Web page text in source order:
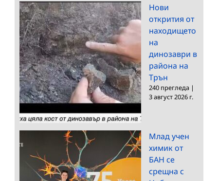
Нови
открития от
находището
на
динозаври в
района на
Трън
240 прегледа |
3 август 2026 г.
Млад учен
химик от
БАН се
срещна с